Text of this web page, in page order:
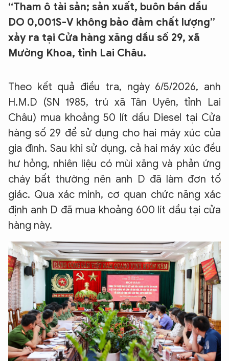
“Tham ô tài sản; sản xuất, buôn bán dầu
DO 0,001S-V không bảo đảm chất lượng”
xảy ra tại Cửa hàng xăng dầu số 29, xã
Mường Khoa, tỉnh Lai Châu.
Theo kết quả điều tra, ngày 6/5/2026, anh
H.M.D (SN 1985, trú xã Tân Uyên, tỉnh Lai
Châu) mua khoảng 50 lít dầu Diesel tại Cửa
hàng số 29 để sử dụng cho hai máy xúc của
gia đình. Sau khi sử dụng, cả hai máy xúc đều
hư hỏng, nhiên liệu có mùi xăng và phản ứng
cháy bất thường nên anh D đã làm đơn tố
giác. Qua xác minh, cơ quan chức năng xác
định anh D đã mua khoảng 600 lít dầu tại cửa
hàng này.